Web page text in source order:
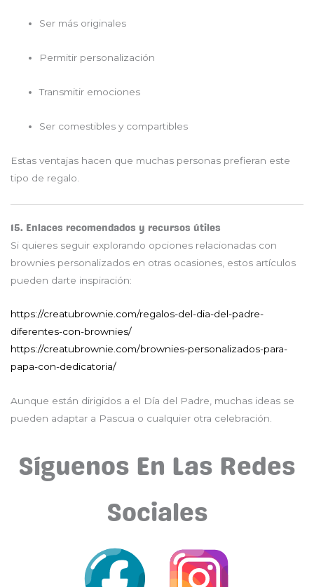
Ser más originales
Permitir personalización
Transmitir emociones
Ser comestibles y compartibles
Estas ventajas hacen que muchas personas prefieran este
tipo de regalo.
15. Enlaces recomendados y recursos útiles
Si quieres seguir explorando opciones relacionadas con
brownies personalizados en otras ocasiones, estos artículos
pueden darte inspiración:
https://creatubrownie.com/regalos-del-dia-del-padre-
diferentes-con-brownies/
https://creatubrownie.com/brownies-personalizados-para-
papa-con-dedicatoria/
Aunque están dirigidos a el Día del Padre, muchas ideas se
pueden adaptar a Pascua o cualquier otra celebración.
Síguenos En Las Redes
Sociales